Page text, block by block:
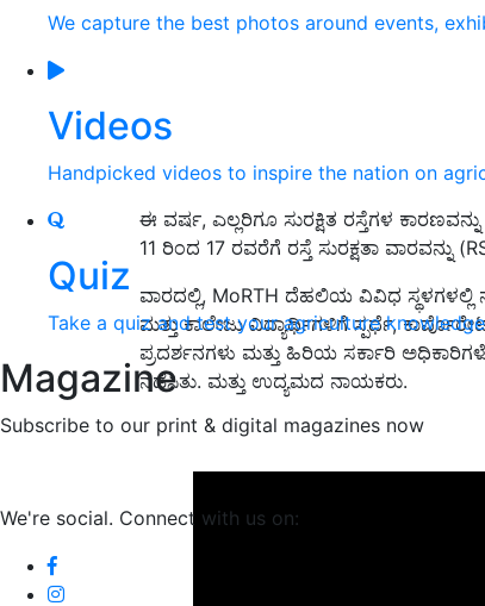
We capture the best photos around events,
Videos
Handpicked videos to inspire the nation on
Quiz
Take a quiz and test your agriculture knowledge
Magazine
Subscribe to our print & digital magazines now
We're social. Connect with us on:
ಈ ವರ್ಷ, ಎಲ್ಲರಿಗೂ ಸುರಕ್ಷಿತ ರಸ್ತೆಗಳ
11 ರಿಂದ 17 ರವರೆಗೆ ರಸ್ತೆ ಸುರಕ್ಷತಾ ವಾರವನ್ನು
ವಾರದಲ್ಲಿ, MoRTH ದೆಹಲಿಯ ವಿವಿಧ ಸ್ಥಳಗಳಲ್ಲಿ
ಮತ್ತು ಕಾಲೇಜು ವಿದ್ಯಾರ್ಥಿಗಳಿಗೆ ಸ್ಪರ್ಧೆ,
ಪ್ರದರ್ಶನಗಳು ಮತ್ತು ಹಿರಿಯ ಸರ್ಕಾರಿ
ನಡೆಸಿತು. ಮತ್ತು ಉದ್ಯಮದ ನಾಯಕರು.